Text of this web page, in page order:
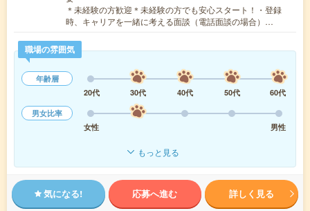
＊未経験の方歓迎＊未経験の方でも安心スタート！・登録
時、キャリアを一緒に考える面談（電話面談の場合）…
職場の雰囲気
年齢層
20代
30代 40代 50代
60代
男女比率
女性
男性
もっと見る
気になる! 応募へ進む 詳しく見る